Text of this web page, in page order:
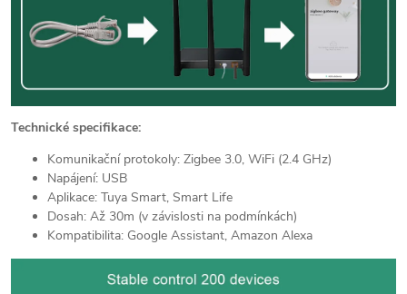
Technické specifikace:
Komunikační protokoly: Zigbee 3.0, WiFi (2.4 GHz)
Napájení: USB
Aplikace: Tuya Smart, Smart Life
Dosah: Až 30m (v závislosti na podmínkách)
Kompatibilita: Google Assistant, Amazon Alexa